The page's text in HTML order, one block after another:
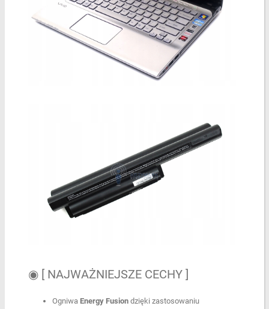
◉ [ NAJWAŻNIEJSZE CECHY ]
Ogniwa Energy Fusion dzięki zastosowaniu